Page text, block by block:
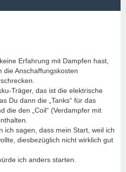
Erfahrung mit Dampfen hast,
die Anschaffungskosten
Träger, das ist die elektrische
Du dann die „Tanks“ für das
die den „Coil“ (Verdampfer mit
ich sagen, dass mein Start, weil ich
diesbezüglich nicht wirklich gut
ich anders starten.